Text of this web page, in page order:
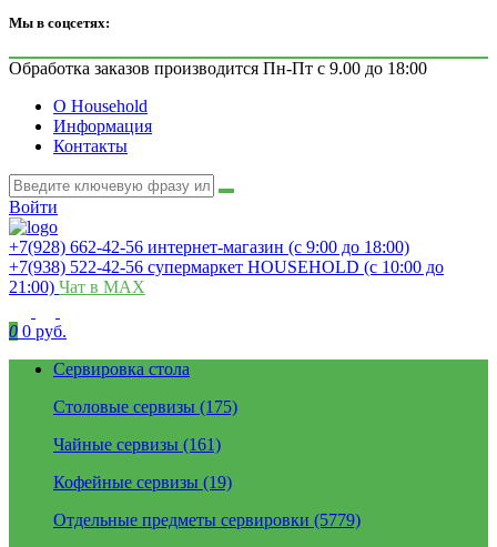
Мы в соцсетях:
Обработка заказов производится Пн-Пт с 9.00 до 18:00
О Household
Информация
Контакты
Войти
+7(928) 662-42-56 интернет-магазин (с 9:00 до 18:00)
+7(938) 522-42-56 супермаркет HOUSEHOLD (с 10:00 до
21:00) Чат в MAX
0 0 руб.
Сервировка стола
Столовые сервизы (175)
Чайные сервизы (161)
Кофейные сервизы (19)
Отдельные предметы сервировки (5779)